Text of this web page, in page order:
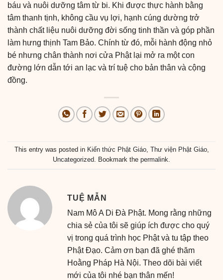
báu và nuôi dưỡng tâm từ bi. Khi được thực hành bằng
tâm thanh tịnh, không cầu vụ lợi, hạnh cúng dường trở
thành chất liệu nuôi dưỡng đời sống tinh thần và góp phần
làm hưng thịnh Tam Bảo. Chính từ đó, mỗi hành động nhỏ
bé nhưng chân thành nơi cửa Phật lại mở ra một con
đường lớn dẫn tới an lạc và trí tuệ cho bản thân và cộng
đồng.
This entry was posted in Kiến thức Phật Giáo, Thư viện Phật Giáo,
Uncategorized. Bookmark the permalink.
TUỆ MẪN
Nam Mô A Di Đà Phật. Mong rằng những
chia sẻ của tôi sẽ giúp ích được cho quý
vị trong quá trình học Phật và tu tập theo
Phật Đạo. Cảm ơn bạn đã ghé thăm
Hoằng Pháp Hà Nội. Theo dõi bài viết
mới của tôi nhé bạn thân mến!